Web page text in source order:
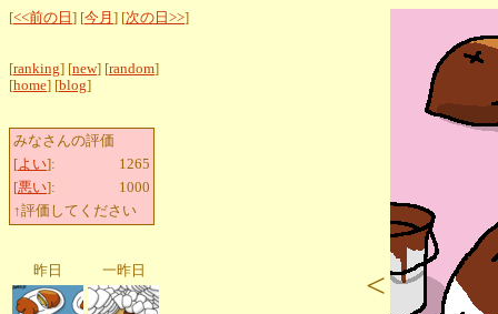
[<<前の日 ] [今月 ] [次の日>>]
[ranking] [new] [random]
[home] [blog]
みなさんの評価
[よい]:
1265
[悪い]:
1000
↑評価してください
昨日 一昨日 <